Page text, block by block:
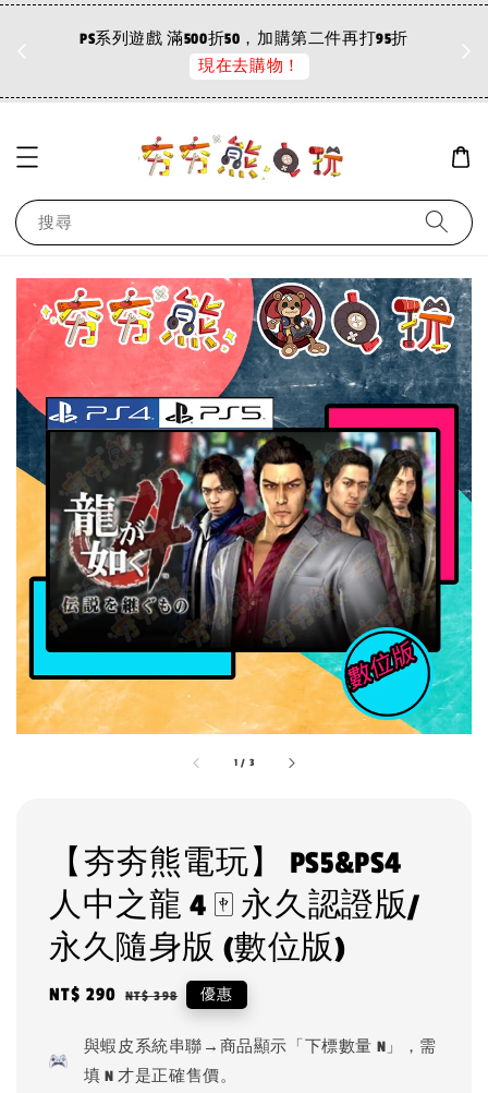
PS系列遊戲 滿500折50，加購第二件再打95折
現在去購物！
搜尋
1 / 3
【夯夯熊電玩】 PS5&PS4
人中之龍 4 🀄 永久認證版/
永久隨身版 (數位版)
Sale
NT$ 290 Regular
NT$ 398 優惠
與蝦皮系統串聯→商品顯示「下標數量 N」，需
填 N 才是正確售價。